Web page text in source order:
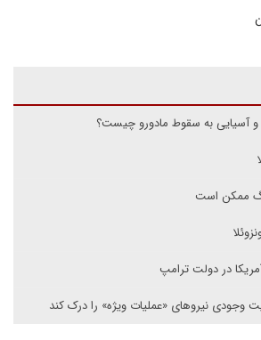
و آسیایی به سقوط مادورو چیست؟
ممکن است
در دولت ترامپ
وجودی نیروهای «عملیات ویژه» را درک کند